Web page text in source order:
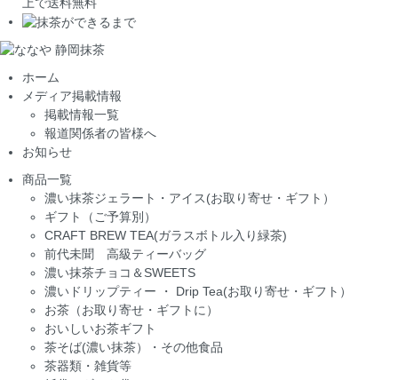
ホーム
メディア掲載情報
掲載情報一覧
報道関係者の皆様へ
お知らせ
商品一覧
濃い抹茶ジェラート・アイス(お取り寄せ・ギフト）
ギフト（ご予算別）
CRAFT BREW TEA(ガラスボトル入り緑茶)
前代未聞 高級ティーバッグ
濃い抹茶チョコ＆SWEETS
濃いドリップティー ・ Drip Tea(お取り寄せ・ギフト）
お茶（お取り寄せ・ギフトに）
おいしいお茶ギフト
茶そば(濃い抹茶）・その他食品
茶器類・雑貨等